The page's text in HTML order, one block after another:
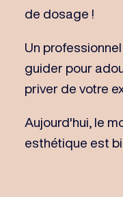
de dosage !
Un
guider pour
priver de votre
Aujourd'hui, le
esthétique est